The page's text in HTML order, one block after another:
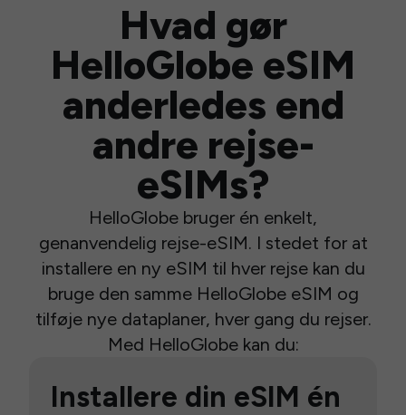
Hvad gør
HelloGlobe eSIM
anderledes end
andre rejse-
eSIMs?
HelloGlobe bruger én enkelt,
genanvendelig rejse-eSIM. I stedet for at
installere en ny eSIM til hver rejse kan du
bruge den samme HelloGlobe eSIM og
tilføje nye dataplaner, hver gang du rejser.
Med HelloGlobe kan du:
Installere din eSIM én